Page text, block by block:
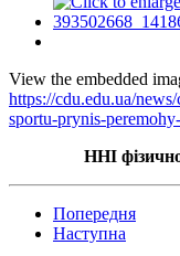
View the embedded
https://cdu.edu.ua/
sportu-prynis-
ННІ
Попередня
Наступна